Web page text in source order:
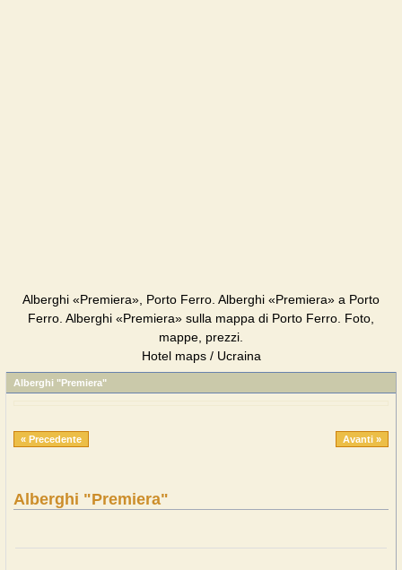
Alberghi «Premiera», Porto Ferro. Alberghi «Premiera» a Porto
Ferro. Alberghi «Premiera» sulla mappa di Porto Ferro. Foto,
mappe, prezzi.
Hotel maps / Ucraina
Alberghi "Premiera"
« Precedente Avanti »
Alberghi "Premiera"